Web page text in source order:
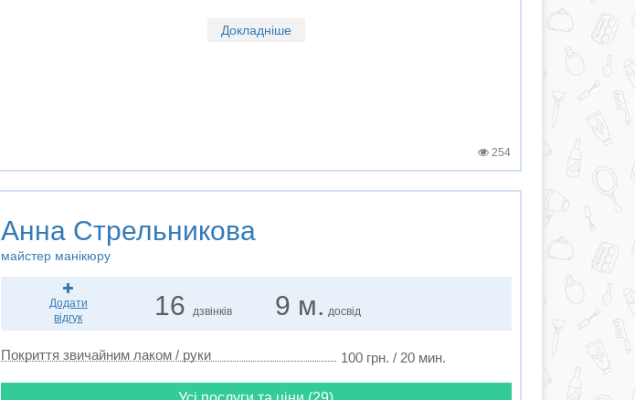
Докладніше
254
Анна Стрельникова
майстер манікюру
Додати
відгук
16 дзвінків 9 м. досвід
Покриття звичайним лаком / руки 100 грн. / 20 мин.